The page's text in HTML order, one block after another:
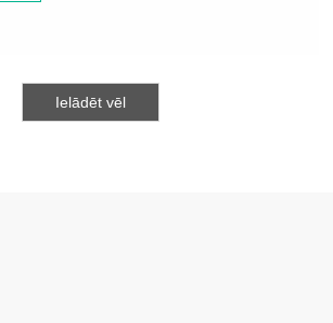
Ielādēt vēl